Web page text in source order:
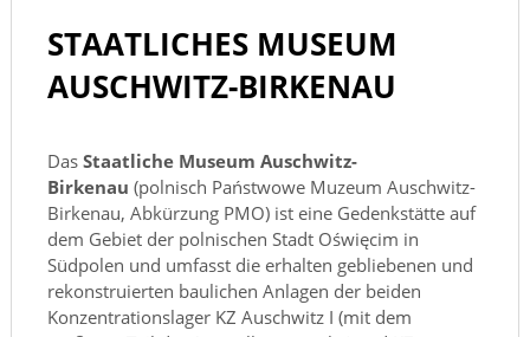
STAATLICHES MUSEUM
AUSCHWITZ-BIRKENAU
Das Staatliche Museum Auschwitz-
Birkenau (polnisch Państwowe Muzeum Auschwitz-
Birkenau, Abkürzung PMO) ist eine Gedenkstätte auf
dem Gebiet der polnischen Stadt Oświęcim in
Südpolen und umfasst die erhalten gebliebenen und
rekonstruierten baulichen Anlagen der beiden
Konzentrationslager KZ Auschwitz I (mit dem